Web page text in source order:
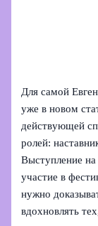
Для самой
уже в новом
действующей
ролей:
Выступление на
участие в
нужно
вдохновлять